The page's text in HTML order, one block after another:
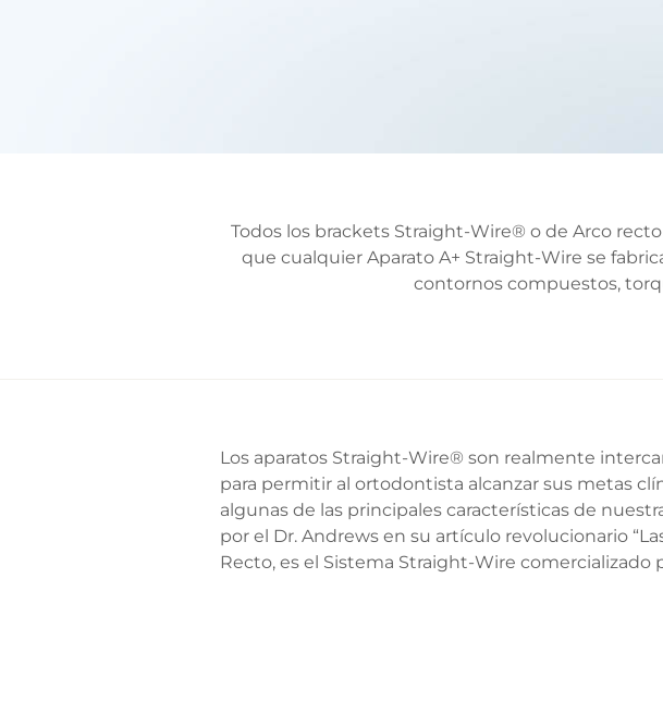
Todos los brackets Straight-Wire® o de Arco
que cualquier Aparato A+ Straight-Wire se
contornos compuestos,
Los aparatos Straight-Wire® son realmente
para permitir al ortodontista alcanzar sus metas
algunas de las principales características de
por el Dr. Andrews en su artículo revolucionario
Recto, es el Sistema Straight-Wire comercializado